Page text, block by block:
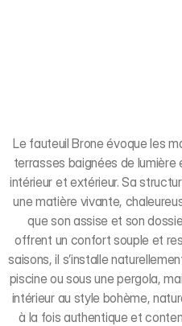
Le fauteuil Brone évoque les
terrasses baignées de
intérieur et extérieur. Sa
une matière vivante,
que son assise et son
offrent un confort souple et
saisons, il s’installe
piscine ou sous une pergola,
intérieur au style bohème,
à la fois authentique et